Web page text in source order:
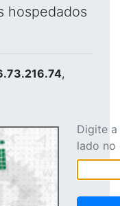
hospedados
,
Digite
lado no